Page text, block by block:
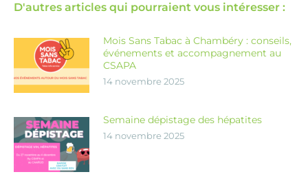
D'autres articles qui pourraient vous intéresser :
Mois Sans Tabac à Chambéry : conseils,
événements et accompagnement au
CSAPA
14 novembre 2025
Semaine dépistage des hépatites
14 novembre 2025